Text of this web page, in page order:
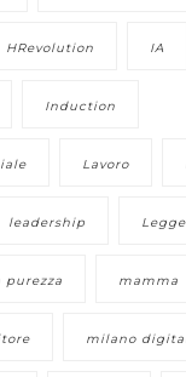
HRevolution IA
Induction
Lavoro
leadership Legge
mamma
milano